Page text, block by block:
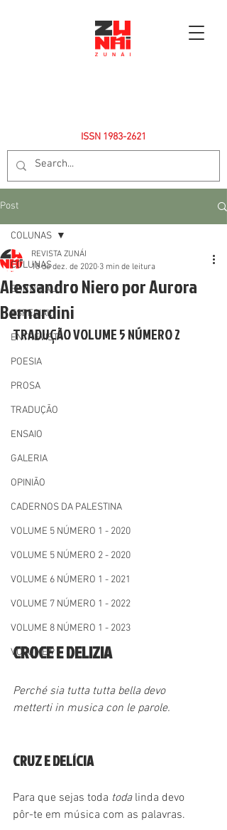
ISSN 1983-2621
Post
COLUNAS
EDITORIAL
ESPECIAL
ENTREVISTA
POESIA
PROSA
TRADUÇÃO
ENSAIO
GALERIA
OPINIÃO
CADERNOS DA PALESTINA
VOLUME 5 NÚMERO 1 - 2020
VOLUME 5 NÚMERO 2 - 2020
VOLUME 6 NÚMERO 1 - 2021
VOLUME 7 NÚMERO 1 - 2022
VOLUME 8 NÚMERO 1 - 2023
VOLUME 9
COLUNAS
Alessandro Niero por Aurora
Bernardini
REVISTA ZUNÁI
18 de dez. de 2020 3 min de leitura
TRADUÇÃO VOLUME 5 NÚMERO 2
CROCE E DELIZIA
Perché sia tutta tutta bella devo
metterti in musica con le parole.
CRUZ E DELÍCIA
Para que sejas toda toda linda devo
pôr-te em música com as palavras.